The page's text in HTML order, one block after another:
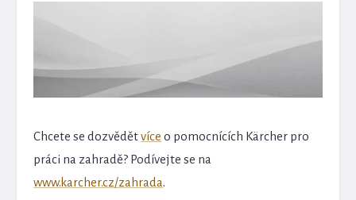
Chcete se dozvědětvíce o pomocnících Kärcher pro
práci na zahradě? Podívejte se na
www.karcher.cz/zahrada.